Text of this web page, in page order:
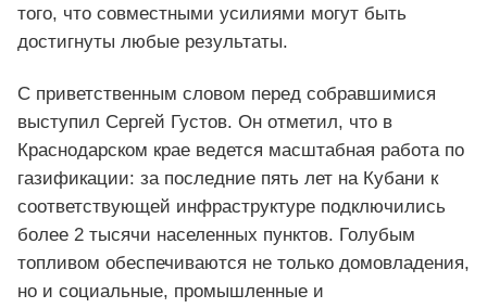
того, что совместными усилиями могут быть
достигнуты любые результаты.
С приветственным словом перед собравшимися
выступил Сергей Густов. Он отметил, что в
Краснодарском крае ведется масштабная работа по
газификации: за последние пять лет на Кубани к
соответствующей инфраструктуре подключились
более 2 тысячи населенных пунктов. Голубым
топливом обеспечиваются не только домовладения,
но и социальные, промышленные и